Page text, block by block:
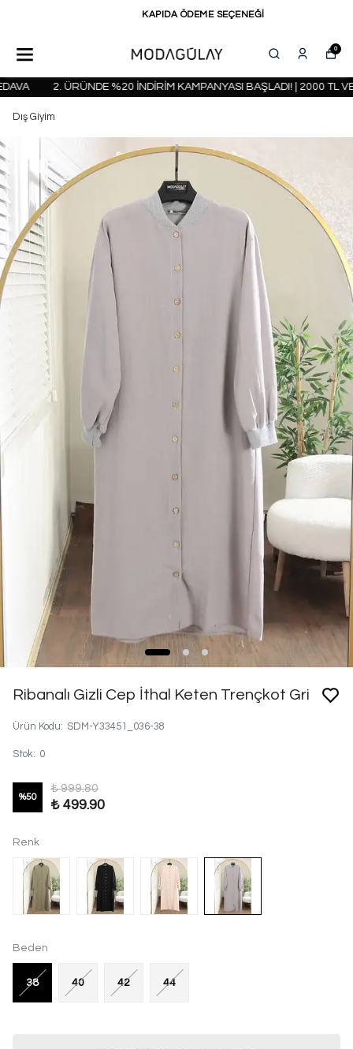
KAPIDA ÖDEME SEÇENEĞİ
0
2. ÜRÜNDE %20 İNDİRİM KAMPANYASI BAŞLADI! | 2000 TL VE
Dış Giyim
Ribanalı Gizli Cep İthal Keten Trençkot Gri
Ürün Kodu: SDM-Y33451_036-38
Stok: 0
%50
₺ 999.80
₺ 499.90
Renk
Beden
38 40 42 44